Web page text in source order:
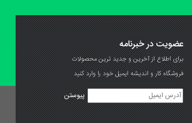
عضویت در خبرنامه
برای اطلاع از آخرین و جدید ترین محصولات
فروشگاه کار و اندیشه ایمیل خود را وارد کنید